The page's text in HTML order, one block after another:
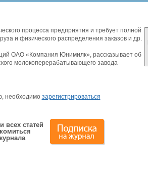
процесса предприятия и требует полной
и физического распределения заказов и др.
ОАО «Компания Юнимилк», рассказывает об
молокоперерабатывающего завода
необходимо зарегистрироваться
всех статей